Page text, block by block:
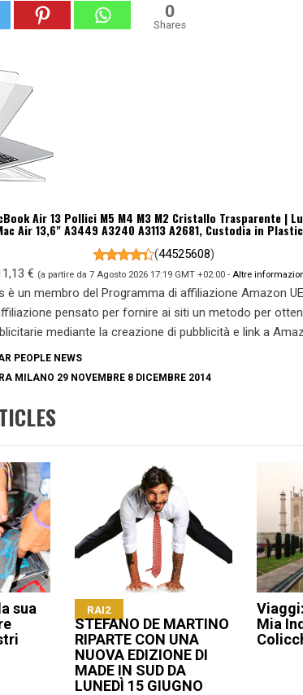
0
Shares
Air 13 Pollici M5 M4 M3 M2 Cristallo Trasparente |
Air 13,6" A3449 A3240 A3113 A2681, Custodia in
(44525608)
€ (a partire da 7 Agosto 2026 17:19 GMT +02:00 -Altre
è un membro del Programma di affiliazione Amazon
pensato per fornire ai siti un metodo per
mediante la creazione di pubblicità e link a
PEOPLE NEWS
MILANO 29 NOVEMBRE 8 DICEMBRE 2014
sua
RAI2
STEFANO DE MARTINO
RIPARTE CON UNA
NUOVA EDIZIONE DI
MADE IN SUD DA
LUNEDÌ 15 GIUGNO
Mia